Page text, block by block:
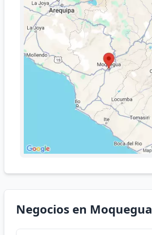
Negocios en Moquegua